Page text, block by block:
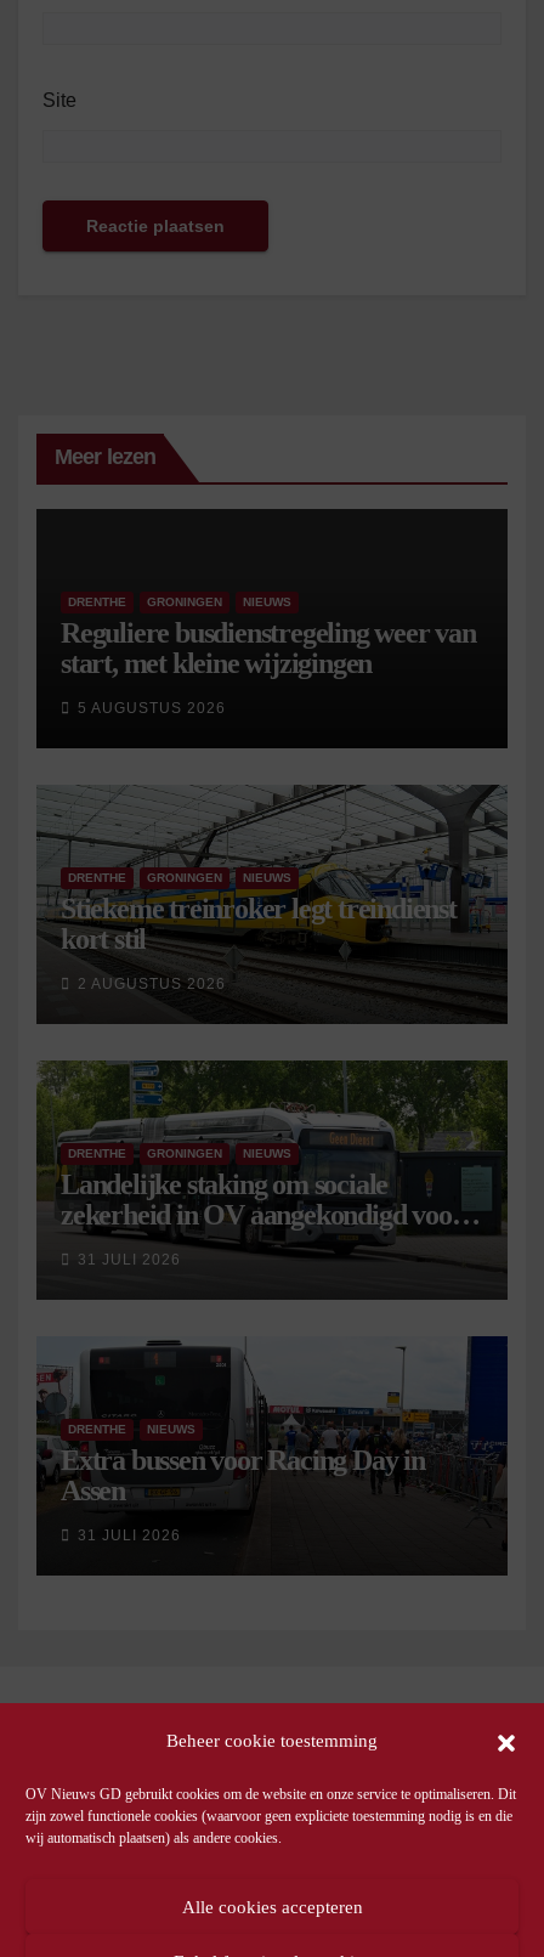
Beheer cookie toestemming
OV Nieuws GD gebruikt cookies om de website en onze service te optimaliseren. Dit
zijn zowel functionele cookies (waarvoor geen expliciete toestemming nodig is en die
wij automatisch plaatsen) als andere cookies.
Alle cookies accepteren
Site
Meer lezen
DRENTHE GRONINGEN NIEUWS
Reguliere busdienstregeling weer van
start, met kleine wijzigingen
5 AUGUSTUS 2026
DRENTHE GRONINGEN NIEUWS
Stiekeme treinroker legt treindienst
kort stil
2 AUGUSTUS 2026
DRENTHE GRONINGEN NIEUWS
Landelijke staking om sociale
zekerheid in OV aangekondigd voor 9
september
31 JULI 2026
DRENTHE NIEUWS
Extra bussen voor Racing Day in
Assen
31 JULI 2026